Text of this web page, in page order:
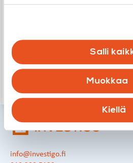
Salli
Muokkaa
Kiellä
tarjoamme asiantuntevaa apua
tarkastuksissa ja riitatapauksissa.
Ota
info@investigo.fi